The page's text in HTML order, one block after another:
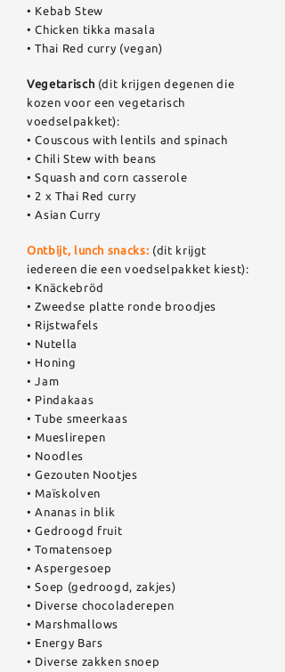
• Kebab Stew
• Chicken tikka masala
• Thai Red curry (vegan)
Vegetarisch (dit krijgen degenen die
kozen voor een vegetarisch
voedselpakket):
• Couscous with lentils and spinach
• Chili Stew with beans
• Squash and corn casserole
• 2 x Thai Red curry
• Asian Curry
Ontbijt, lunch snacks: (dit krijgt
iedereen die een voedselpakket kiest):
• Knäckebröd
• Zweedse platte ronde broodjes
• Rijstwafels
• Nutella
• Honing
• Jam
• Pindakaas
• Tube smeerkaas
• Mueslirepen
• Noodles
• Gezouten Nootjes
• Maïskolven
• Ananas in blik
• Gedroogd fruit
• Tomatensoep
• Aspergesoep
• Soep (gedroogd, zakjes)
• Diverse chocoladerepen
• Marshmallows
• Energy Bars
• Diverse zakken snoep